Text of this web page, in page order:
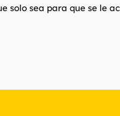
solo sea para que se le